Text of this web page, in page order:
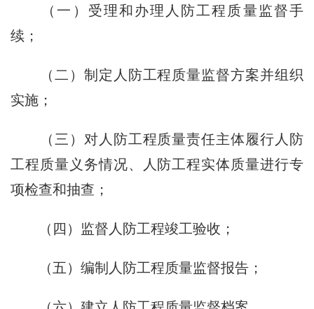
（一）受理和办理人防工程质量监督手
续；
（二）制定人防工程质量监督方案并组织
实施；
（三）对人防工程质量责任主体履行人防
工程质量义务情况、人防工程实体质量进行专
项检查和抽查；
（四）监督人防工程竣工验收；
（五）编制人防工程质量监督报告；